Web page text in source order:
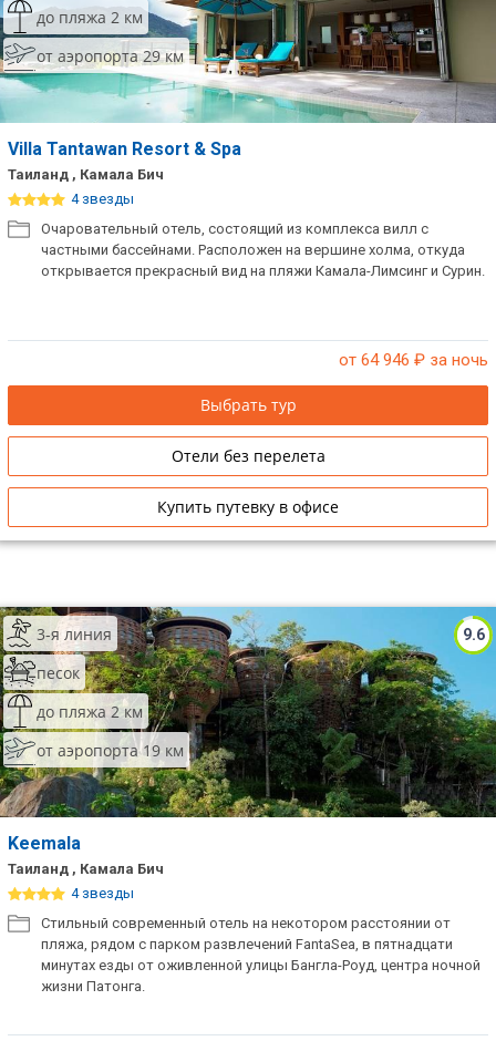
до пляжа 2 км
от аэропорта 29 км
Villa Tantawan Resort & Spa
Таиланд , Камала Бич
4 звезды
Очаровательный отель, состоящий из комплекса вилл с
частными бассейнами. Расположен на вершине холма, откуда
открывается прекрасный вид на пляжи Камала-Лимсинг и Сурин.
от 64 946 ₽ за ночь
Выбрать тур
Отели без перелета
Купить путевку в офисе
9.6
3-я линия
песок
до пляжа 2 км
от аэропорта 19 км
Keemala
Таиланд , Камала Бич
4 звезды
Стильный современный отель на некотором расстоянии от
пляжа, рядом с парком развлечений FantaSea, в пятнадцати
минутах езды от оживленной улицы Бангла-Роуд, центра ночной
жизни Патонга.